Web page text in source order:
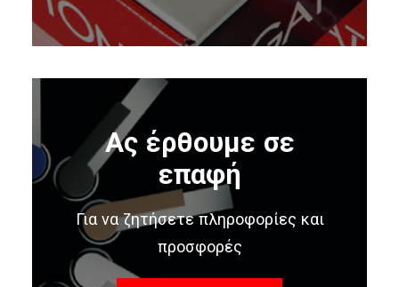
Ας έρθουμε σε
επαφή
Για να ζητήσετε πληροφορίες και
προσφορές